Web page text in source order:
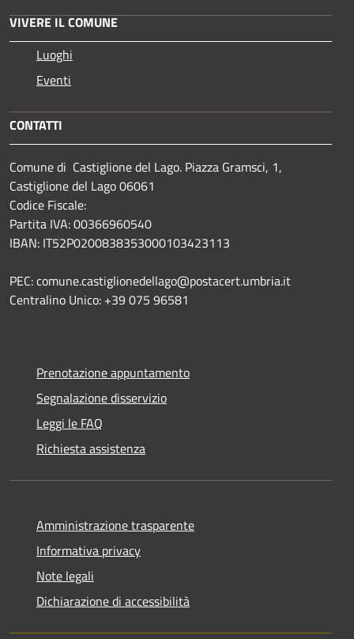
VIVERE IL COMUNE
Luoghi
Eventi
CONTATTI
Comune di Castiglione del Lago. Piazza Gramsci, 1,
Castiglione del Lago 06061
Codice Fiscale:
Partita IVA: 00366960540
IBAN: IT52P0200838353000103423113
PEC: comune.castiglionedellago@postacert.umbria.it
Centralino Unico: +39 075 96581
Prenotazione appuntamento
Segnalazione disservizio
Leggi le FAQ
Richiesta assistenza
Amministrazione trasparente
Informativa privacy
Note legali
Dichiarazione di accessibilità